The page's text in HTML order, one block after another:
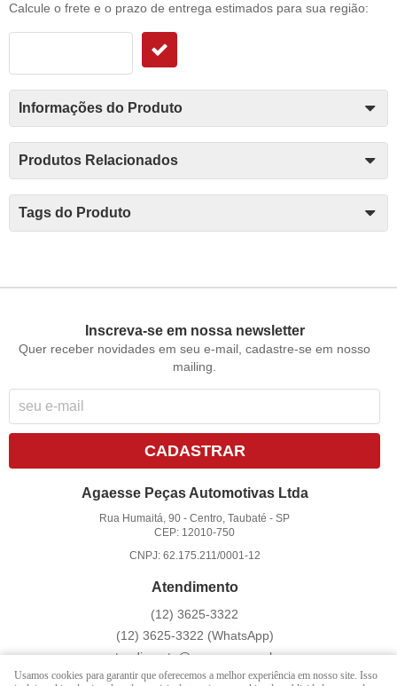
Calcule o frete e o prazo de entrega estimados para sua região:
Informações do Produto
Produtos Relacionados
Tags do Produto
Inscreva-se em nossa newsletter
Quer receber novidades em seu e-mail, cadastre-se em nosso
mailing.
CADASTRAR
Agaesse Peças Automotivas Ltda
Rua Humaitá, 90 -Centro, Taubaté -SP
CEP: 12010-750
CNPJ: 62.175.211/0001-12
Atendimento
(12) 3625-3322
(12) 3625-3322 (WhatsApp)
atendimento@agaesse.com.br
Usamos cookies para garantir que oferecemos a melhor experiência em nosso site. Isso